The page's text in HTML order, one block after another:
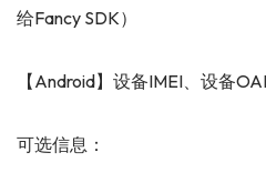
给Fancy SDK）
【Android】设备IMEI、设备
可选信息：